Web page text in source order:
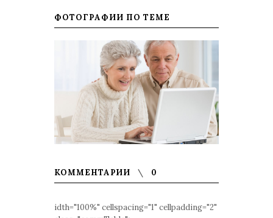
ФОТОГРАФИИ ПО ТЕМЕ
КОММЕНТАРИИ 0
idth="100%" cellspacing="1" cellpadding="2"